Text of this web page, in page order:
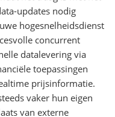
updates nodig
hogesnelheidsdienst
concurrent
datalevering via
toepassingen
prijsinformatie.
vaker hun eigen
van externe